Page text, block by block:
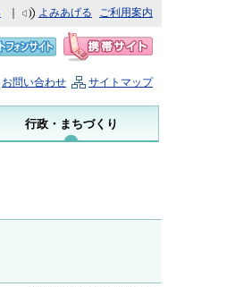
よみあげる ご利用案内
お問い合わせ サイトマップ
行政・まちづくり